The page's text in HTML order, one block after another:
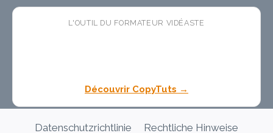
L'OUTIL DU FORMATEUR VIDÉASTE
Découvrir CopyTuts →
Datenschutzrichtlinie Rechtliche Hinweise